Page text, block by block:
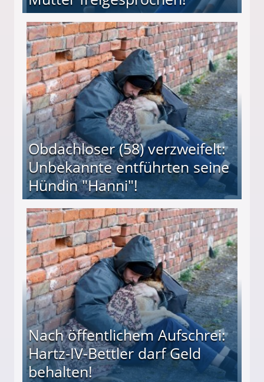
Mutter freigesprochen!
Obdachloser (58) verzweifelt:
Unbekannte entführten seine
Hündin "Hanni"!
entführten seine Hündin "Hanni"!
Nach öffentlichem Aufschrei:
Hartz-IV-Bettler darf Geld
behalten!